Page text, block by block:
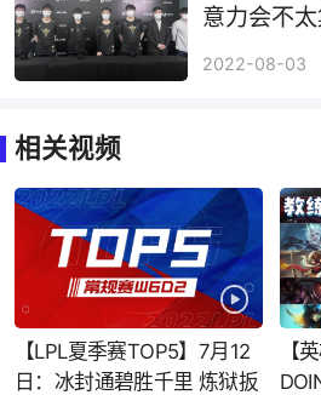
意力会不
线下比赛
2022-08-03
相关视频
【LPL夏季赛TOP5】7月12
日：冰封通碧胜千里 炼狱扳
【